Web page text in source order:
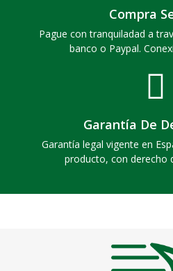
Compra
Pague con tranquiladad a
banco o Paypal.
Garantía De
Garantía legal vigente en
producto, con derecho